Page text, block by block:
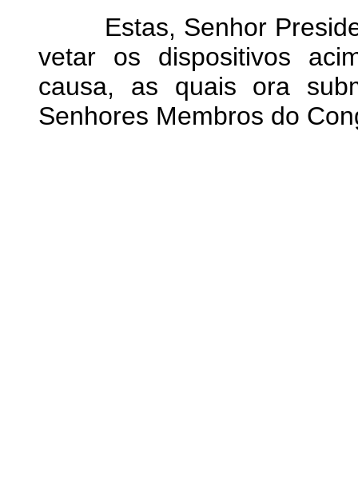
Estas, Senhor
vetar os dispositivos
causa, as quais ora
Senhores Membros do